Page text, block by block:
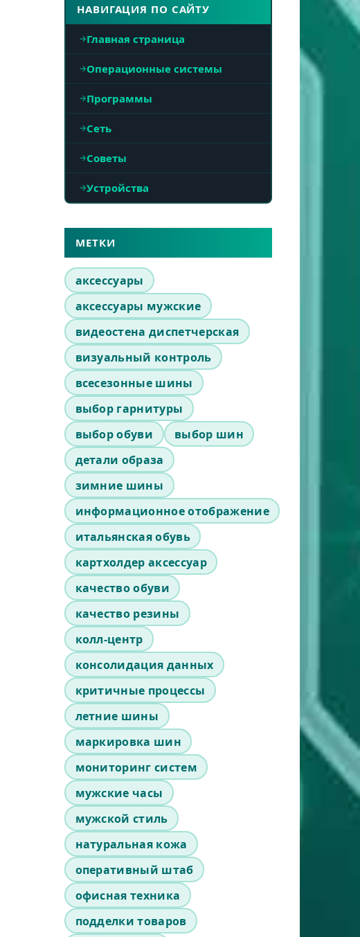
НАВИГАЦИЯ ПО САЙТУ
Главная страница
Операционные системы
Программы
Сеть
Советы
Устройства
МЕТКИ
аксессуары
аксессуары мужские
видеостена диспетчерская
визуальный контроль
всесезонные шины
выбор гарнитуры
выбор обуви
выбор шин
детали образа
зимние шины
информационное отображение
итальянская обувь
картхолдер аксессуар
качество обуви
качество резины
колл-центр
консолидация данных
критичные процессы
летние шины
маркировка шин
мониторинг систем
мужские часы
мужской стиль
натуральная кожа
оперативный штаб
офисная техника
подделки товаров